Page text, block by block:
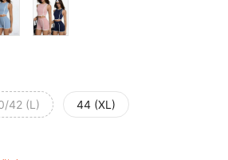
42 (L) 44 (XL)